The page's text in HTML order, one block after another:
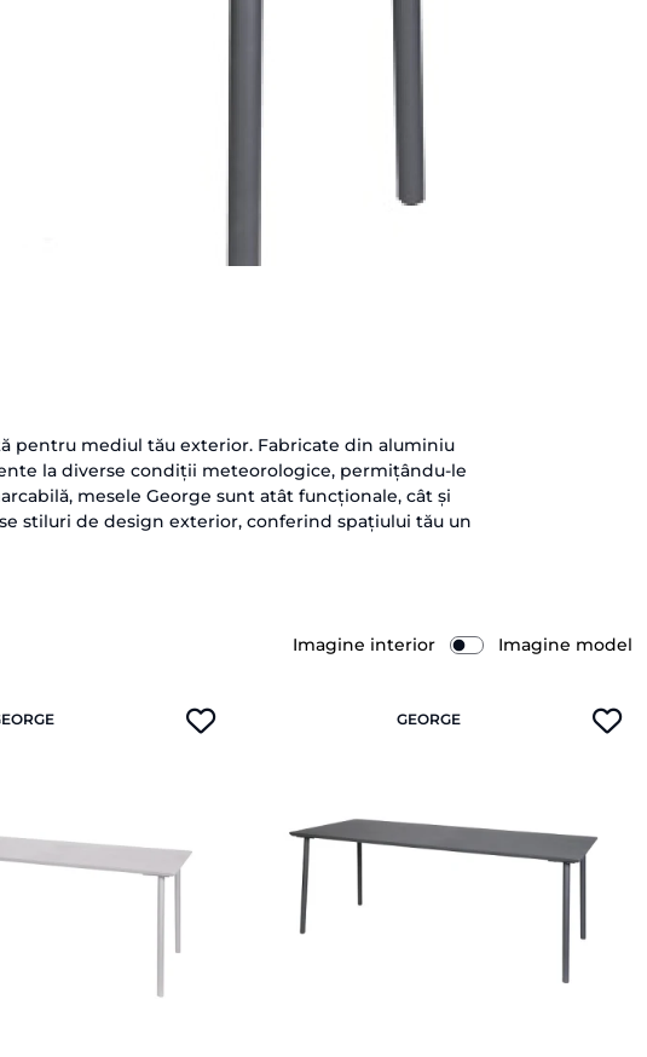
pentru mediul tău exterior. Fabricate din aluminiu
la diverse condiții meteorologice, permițându-le
mesele George sunt atât funcționale, cât și
stiluri de design exterior, conferind spațiului tău un
Imagine interior Imagine model
GEORGE